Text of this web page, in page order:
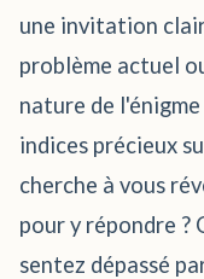
une invitation
problème actuel
nature de
indices précieux
cherche à vous
pour y répondre ?
sentez dépassé